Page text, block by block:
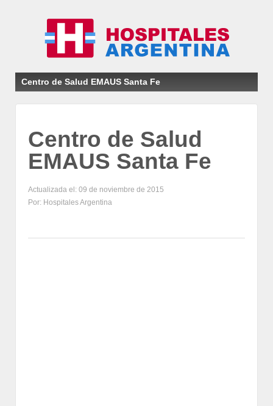
Centro de Salud EMAUS Santa Fe
Centro de Salud
EMAUS Santa Fe
Actualizada el: 09 de noviembre de 2015
Por: Hospitales Argentina